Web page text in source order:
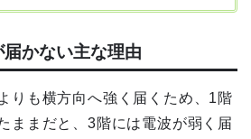
かない主な理由
りも横方向へ強く届くため、1階
ままだと、3階には電波が弱く届